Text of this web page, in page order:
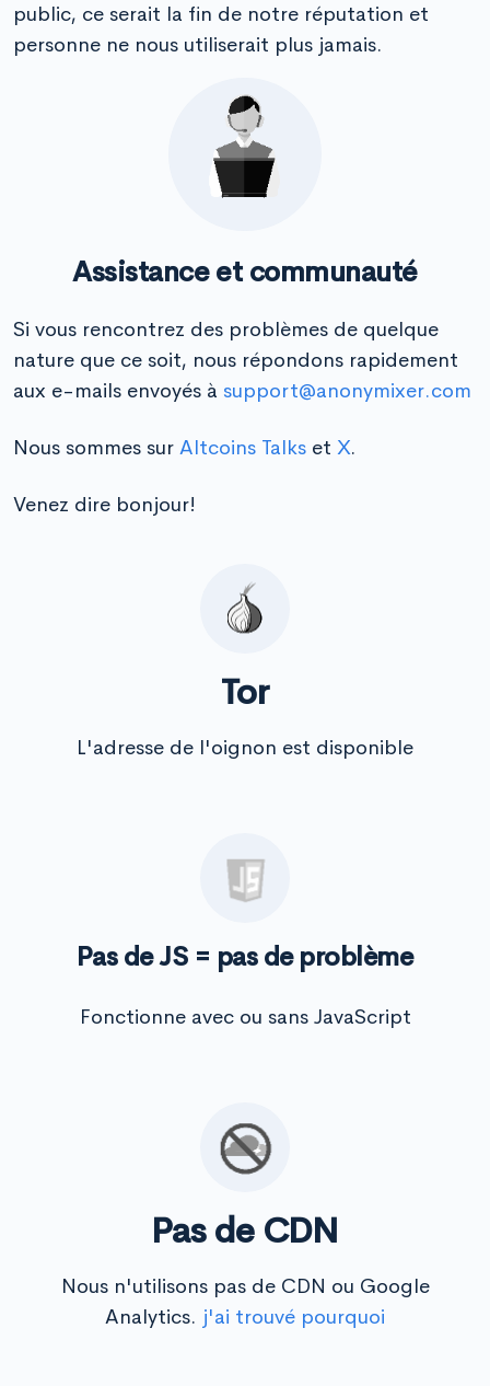
public, ce serait la fin de notre réputation et
personne ne nous utiliserait plus jamais.
Assistance et communauté
Si vous rencontrez des problèmes de quelque
nature que ce soit, nous répondons rapidement
aux e-mails envoyés à support@anonymixer.com
Nous sommes sur Altcoins Talks et X.
Venez dire bonjour!
Tor
L'adresse de l'oignon est disponible
Pas de JS = pas de problème
Fonctionne avec ou sans JavaScript
Pas de CDN
Nous n'utilisons pas de CDN ou Google
Analytics. j'ai trouvé pourquoi